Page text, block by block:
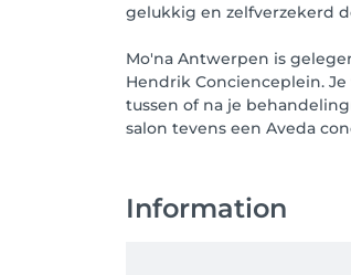
gelukkig en zelfverzekerd
Mo'na Antwerpen is
Hendrik Concienceplein.
tussen of na je
salon tevens een Aveda
Information